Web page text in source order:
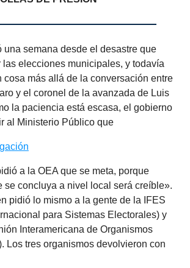
una semana desde el desastre que
las elecciones municipales, y todavía
cosa más allá de la conversación entre
y el coronel de la avanzada de Luis
la paciencia está escasa, el gobierno
al Ministerio Público que
a la OEA que se meta, porque
se concluya a nivel local será creíble».
pidió lo mismo a la gente de la IFES
para Sistemas Electorales) y
Interamericana de Organismos
Los tres organismos devolvieron con